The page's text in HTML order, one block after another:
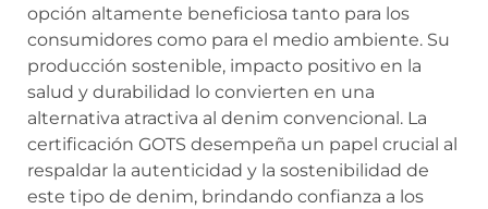
opción altamente beneficiosa tanto para los
consumidores como para el medio ambiente. Su
producción sostenible, impacto positivo en la
salud y durabilidad lo convierten en una
alternativa atractiva al denim convencional. La
certificación GOTS desempeña un papel crucial al
respaldar la autenticidad y la sostenibilidad de
este tipo de denim, brindando confianza a los